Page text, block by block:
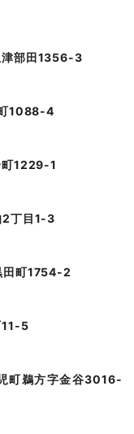
津部田1356-3
1088-4
町1229-1
2丁目1-3
田町1754-2
11-5
町鵜方字金谷3016-